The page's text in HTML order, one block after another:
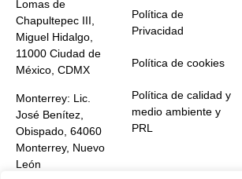
Lomas de
Chapultepec III,
Miguel Hidalgo,
11000 Ciudad de
México, CDMX
Monterrey: Lic.
José Benítez,
Obispado, 64060
Monterrey, Nuevo
León
Política de
Privacidad
Política de cookies
Política de calidad y
medio ambiente y
PRL